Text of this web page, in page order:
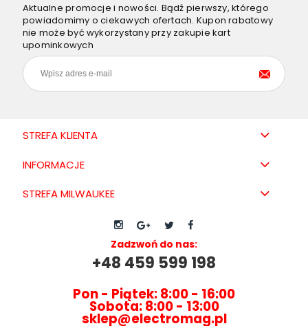
Aktualne promocje i nowości. Bądź pierwszy, którego
powiadomimy o ciekawych ofertach. Kupon rabatowy
nie może być wykorzystany przy zakupie kart
upominkowych
STREFA KLIENTA
INFORMACJE
STREFA MILWAUKEE
Zadzwoń do nas:
+48 459 599 198
Pon - Piątek: 8:00 - 16:00
Sobota: 8:00 - 13:00
sklep@electromag.pl